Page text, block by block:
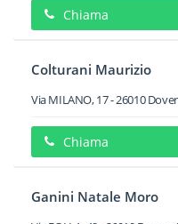
Chiama
Colturani Maurizio
Via MILANO, 17-26010
Chiama
Ganini Natale Moro